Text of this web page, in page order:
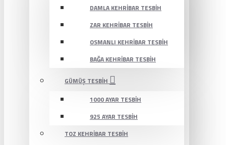
DAMLA KEHRIBAR TESBIH
ZAR KEHRIBAR TESBIH
OSMANLI KEHRIBAR TESBIH
BAĞA KEHRIBAR TESBIH
GÜMÜŞ TESBIH
1000 AYAR TESBIH
925 AYAR TESBIH
TOZ KEHRIBAR TESBIH